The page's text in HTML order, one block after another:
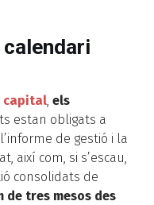
capital, els
estan obligats a
l’informe de gestió i la
així com, si s’escau,
consolidats de
de tres mesos des